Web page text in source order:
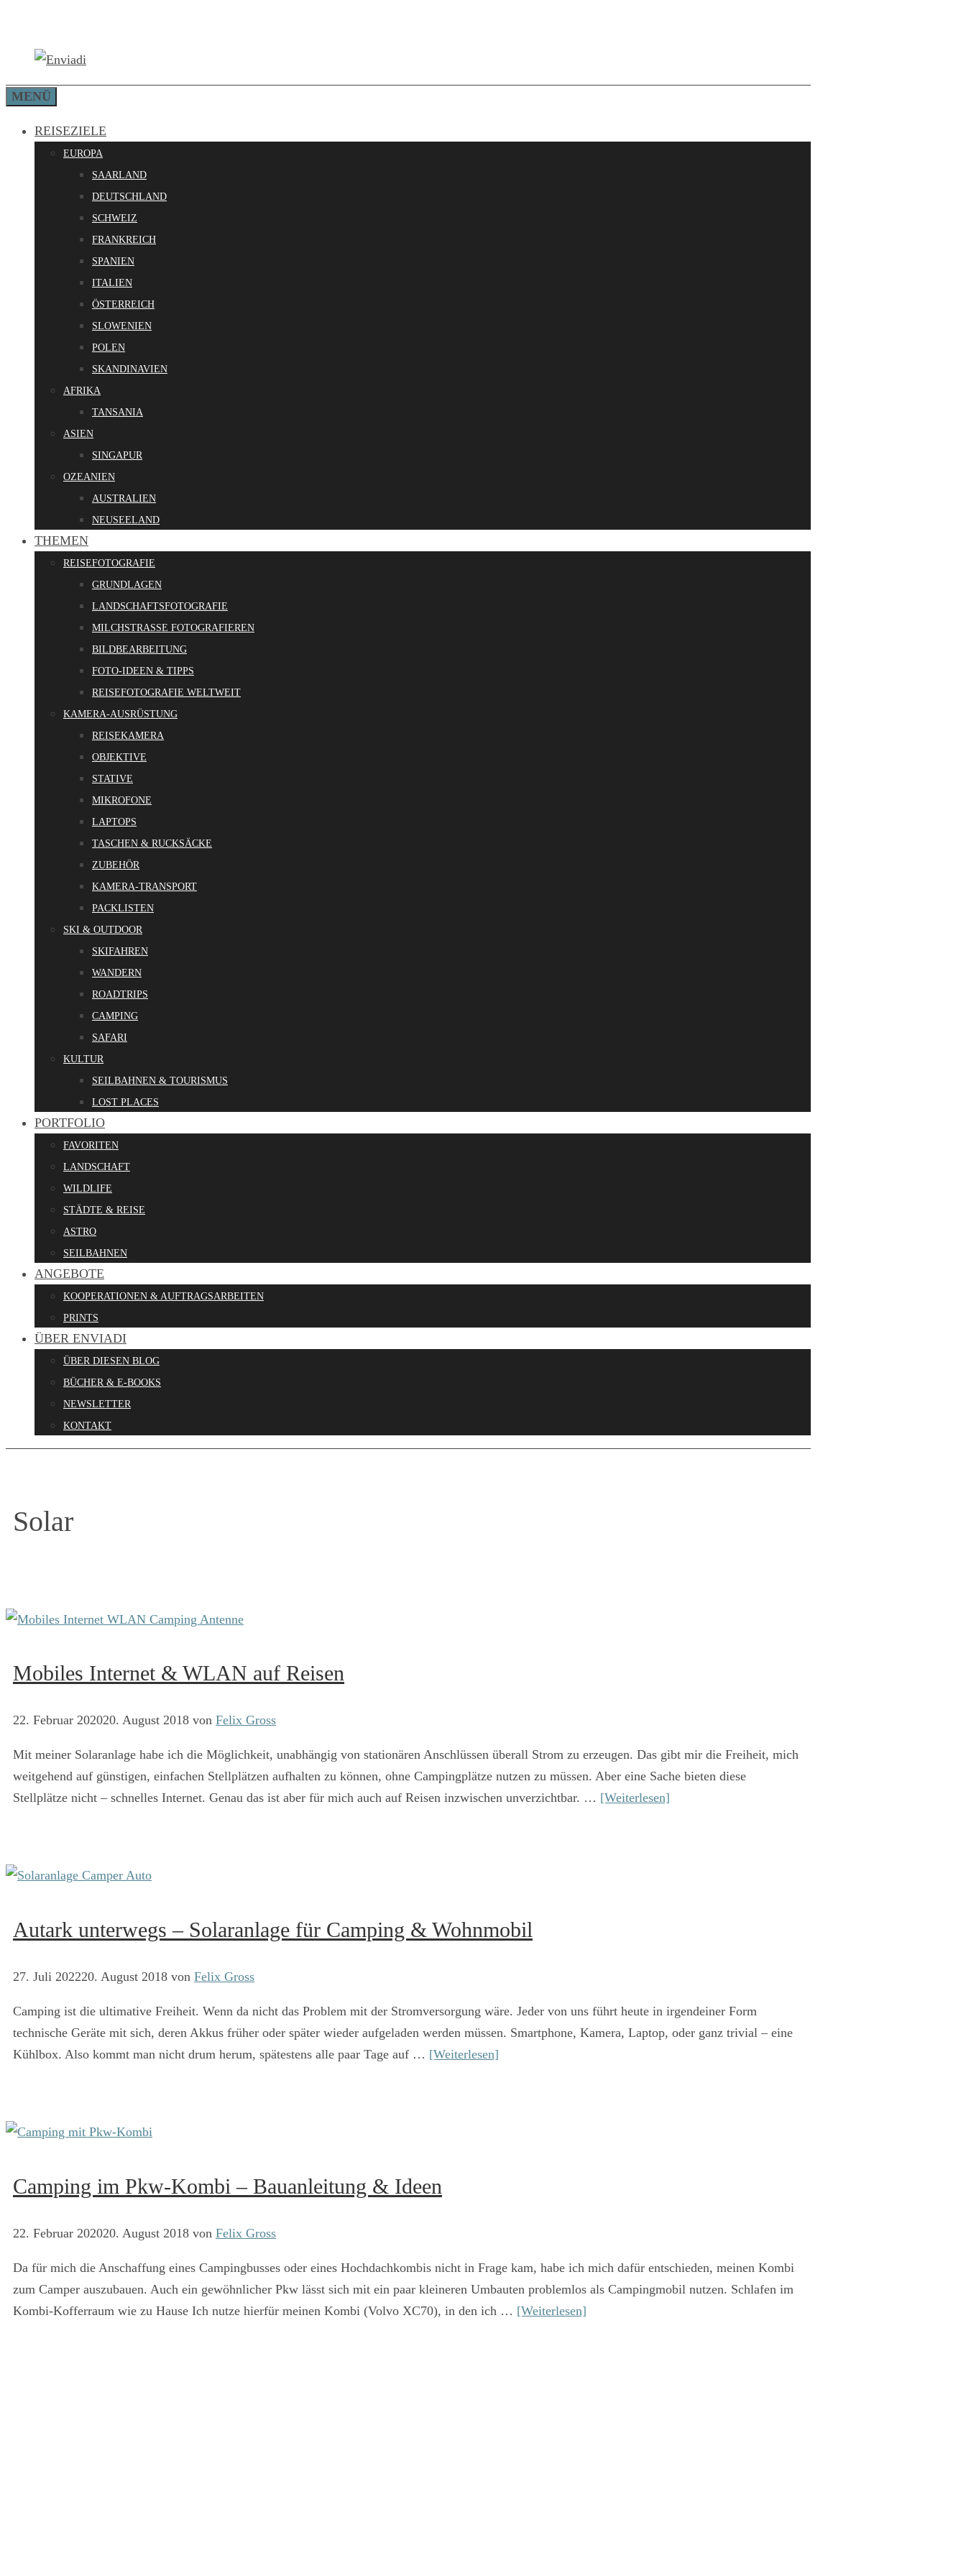
springen
MENÜ
REISEZIELE
EUROPA
SAARLAND
DEUTSCHLAND
SCHWEIZ
FRANKREICH
SPANIEN
ITALIEN
ÖSTERREICH
SLOWENIEN
POLEN
SKANDINAVIEN
AFRIKA
TANSANIA
ASIEN
SINGAPUR
OZEANIEN
AUSTRALIEN
NEUSEELAND
THEMEN
REISEFOTOGRAFIE
GRUNDLAGEN
LANDSCHAFTSFOTOGRAFIE
MILCHSTRASSE FOTOGRAFIEREN
BILDBEARBEITUNG
FOTO-IDEEN & TIPPS
REISEFOTOGRAFIE WELTWEIT
KAMERA-AUSRÜSTUNG
REISEKAMERA
OBJEKTIVE
STATIVE
MIKROFONE
LAPTOPS
TASCHEN & RUCKSÄCKE
ZUBEHÖR
KAMERA-TRANSPORT
PACKLISTEN
SKI & OUTDOOR
SKIFAHREN
WANDERN
ROADTRIPS
CAMPING
SAFARI
KULTUR
SEILBAHNEN & TOURISMUS
LOST PLACES
PORTFOLIO
FAVORITEN
LANDSCHAFT
WILDLIFE
STÄDTE & REISE
ASTRO
SEILBAHNEN
ANGEBOTE
KOOPERATIONEN & AUFTRAGSARBEITEN
PRINTS
ÜBER ENVIADI
ÜBER DIESEN BLOG
BÜCHER & E-BOOKS
NEWSLETTER
KONTAKT
Solar
Mobiles Internet & WLAN auf Reisen
22. Februar 202020. August 2018 von Felix Gross
Mit meiner Solaranlage habe ich die Möglichkeit, unabhängig von stationären Anschlüssen überall Strom zu erzeugen. Das gibt mir die Freiheit, mich
weitgehend auf günstigen, einfachen Stellplätzen aufhalten zu können, ohne Campingplätze nutzen zu müssen. Aber eine Sache bieten diese
Stellplätze nicht – schnelles Internet. Genau das ist aber für mich auch auf Reisen inzwischen unverzichtbar. … [Weiterlesen]
Autark unterwegs – Solaranlage für Camping & Wohnmobil
27. Juli 202220. August 2018 von Felix Gross
Camping ist die ultimative Freiheit. Wenn da nicht das Problem mit der Stromversorgung wäre. Jeder von uns führt heute in irgendeiner Form
technische Geräte mit sich, deren Akkus früher oder später wieder aufgeladen werden müssen. Smartphone, Kamera, Laptop, oder ganz trivial – eine
Kühlbox. Also kommt man nicht drum herum, spätestens alle paar Tage auf … [Weiterlesen]
Camping im Pkw-Kombi – Bauanleitung & Ideen
22. Februar 202020. August 2018 von Felix Gross
Da für mich die Anschaffung eines Campingbusses oder eines Hochdachkombis nicht in Frage kam, habe ich mich dafür entschieden, meinen Kombi
zum Camper auszubauen. Auch ein gewöhnlicher Pkw lässt sich mit ein paar kleineren Umbauten problemlos als Campingmobil nutzen. Schlafen im
Kombi-Kofferraum wie zu Hause Ich nutze hierfür meinen Kombi (Volvo XC70), in den ich … [Weiterlesen]